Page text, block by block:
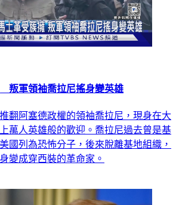
叛軍領袖喬拉尼搖身變英雄
翻阿塞德政權的領袖喬拉尼，現身在大
萬人英雄般的歡迎。喬拉尼過去曾是基
國列為恐怖分子，後來脫離基地組織，
變成穿西裝的革命家。